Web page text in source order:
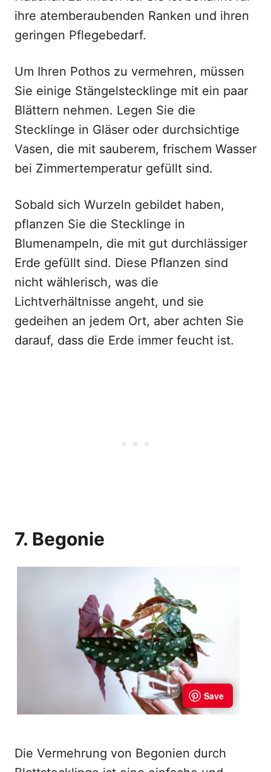
ihre atemberaubenden Ranken und ihren
geringen Pflegebedarf.
Um Ihren Pothos zu vermehren, müssen
Sie einige Stängelstecklinge mit ein paar
Blättern nehmen. Legen Sie die
Stecklinge in Gläser oder durchsichtige
Vasen, die mit sauberem, frischem Wasser
bei Zimmertemperatur gefüllt sind.
Sobald sich Wurzeln gebildet haben,
pflanzen Sie die Stecklinge in
Blumenampeln, die mit gut durchlässiger
Erde gefüllt sind. Diese Pflanzen sind
nicht wählerisch, was die
Lichtverhältnisse angeht, und sie
gedeihen an jedem Ort, aber achten Sie
darauf, dass die Erde immer feucht ist.
7. Begonie
Die Vermehrung von Begonien durch